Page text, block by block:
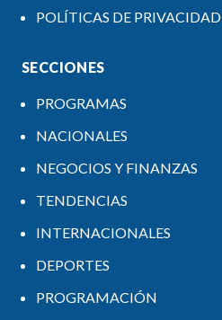
POLÍTICAS DE PRIVACIDAD
SECCIONES
PROGRAMAS
NACIONALES
NEGOCIOS Y FINANZAS
TENDENCIAS
INTERNACIONALES
DEPORTES
PROGRAMACIÓN